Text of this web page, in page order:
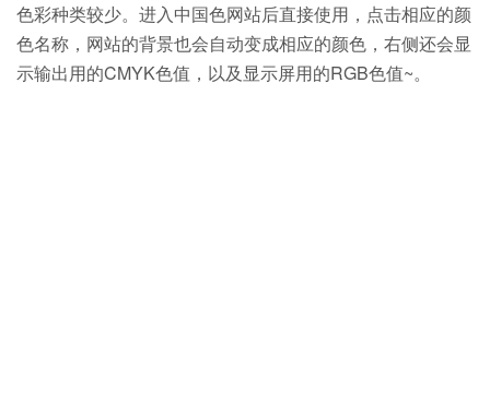
色彩种类较少。进入中国色网站后直接使用，点击相应的颜
色名称，网站的背景也会自动变成相应的颜色，右侧还会显
示输出用的CMYK色值，以及显示屏用的RGB色值~。